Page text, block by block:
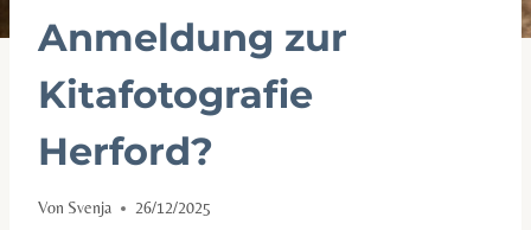
Anmeldung zur
Kitafotografie
Herford?
Von Svenja 26/12/2025